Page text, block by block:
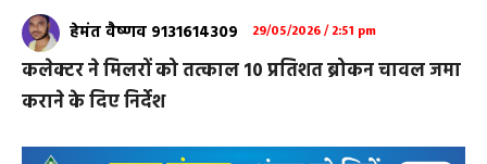
हेमंत वैष्णव 9131614309 29/05/2026 / 2:51 pm
कलेक्टर ने मिलरों को तत्काल 10 प्रतिशत ब्रोकन चावल जमा
कराने के दिए निर्देश